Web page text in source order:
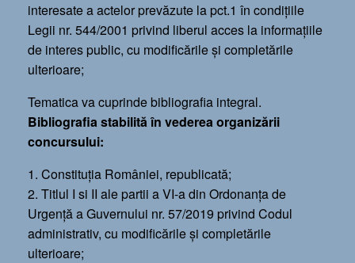
interesate a actelor prevăzute la pct.1 în condiţiile
Legii nr. 544/2001 privind liberul acces la informaţiile
de interes public, cu modificările şi completările
ulterioare;
Tematica va cuprinde bibliografia integral.
Bibliografia stabilită în vederea organizării
concursului:
1. Constituţia României, republicată;
2. Titlul I si II ale partii a VI-a din Ordonanța de
Urgență a Guvernului nr. 57/2019 privind Codul
administrativ, cu modificările și completările
ulterioare;